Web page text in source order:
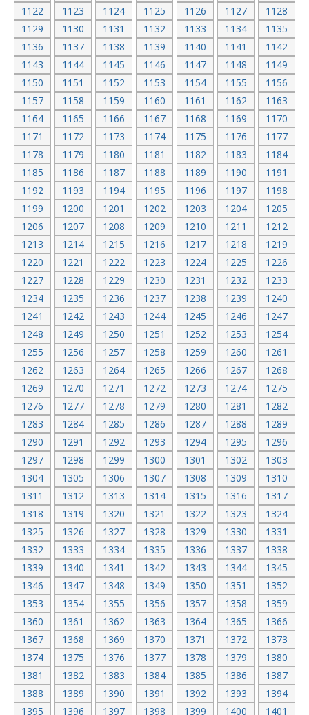
1122
1123 1124 1125 1126 1127
1128
1129
1130 1131 1132 1133 1134
1135
1136
1137 1138 1139 1140 1141
1142
1143
1144 1145 1146 1147 1148
1149
1150
1151 1152 1153 1154 1155
1156
1157
1158 1159 1160 1161 1162
1163
1164
1165 1166 1167 1168 1169
1170
1171
1172 1173 1174 1175 1176
1177
1178
1179 1180 1181 1182 1183
1184
1185
1186 1187 1188 1189 1190
1191
1192
1193 1194 1195 1196 1197
1198
1199
1200 1201 1202 1203 1204
1205
1206
1207 1208 1209 1210 1211
1212
1213
1214 1215 1216 1217 1218
1219
1220
1221 1222 1223 1224 1225
1226
1227
1228 1229 1230 1231 1232
1233
1234
1235 1236 1237 1238 1239
1240
1241
1242 1243 1244 1245 1246
1247
1248
1249 1250 1251 1252 1253
1254
1255
1256 1257 1258 1259 1260
1261
1262
1263 1264 1265 1266 1267
1268
1269
1270 1271 1272 1273 1274
1275
1276
1277 1278 1279 1280 1281
1282
1283
1284 1285 1286 1287 1288
1289
1290
1291 1292 1293 1294 1295
1296
1297
1298 1299 1300 1301 1302
1303
1304
1305 1306 1307 1308 1309
1310
1311
1312 1313 1314 1315 1316
1317
1318
1319 1320 1321 1322 1323
1324
1325
1326 1327 1328 1329 1330
1331
1332
1333 1334 1335 1336 1337
1338
1339
1340 1341 1342 1343 1344
1345
1346
1347 1348 1349 1350 1351
1352
1353
1354 1355 1356 1357 1358
1359
1360
1361 1362 1363 1364 1365
1366
1367
1368 1369 1370 1371 1372
1373
1374
1375 1376 1377 1378 1379
1380
1381
1382 1383 1384 1385 1386
1387
1388
1389 1390 1391 1392 1393
1394
1395
1396 1397 1398 1399 1400 1401